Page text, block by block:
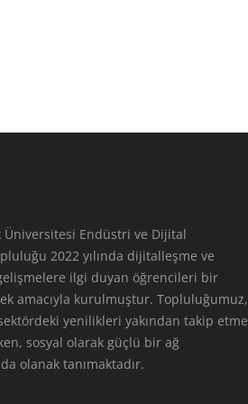
Üniversitesi Endüstri ve Dijital
2022 yılında dijitalleşme ve
ilgi duyan öğrencileri bir
amacıyla kurulmuştur. Topluluğumuz,
yenilikleri yakından takip etme
sosyal olarak güçlü bir ağ
olanak tanımaktadır.